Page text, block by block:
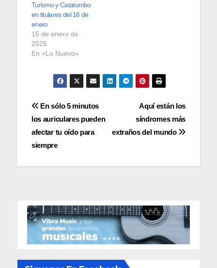
Turismo y Catatumbo
en titulares del 16 de
enero
15 de enero de
2025
En «Lo Nuevo»
Navegación
de
entradas
Aquí están los
síndromes más
extraños del mundo
En sólo 5 minutos
los auriculares pueden
afectar tu oído para
siempre